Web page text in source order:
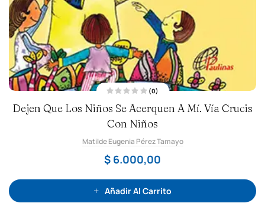
a
l
o
r
d
o
o
n
d
5
(0)
Dejen Que Los Niños Se Acerquen A Mí. Vía Crucis
Con Niños
Matilde Eugenia Pérez Tamayo
$ 6.000,00
Añadir Al Carrito